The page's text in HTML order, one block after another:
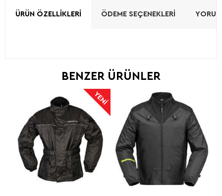
ÜRÜN ÖZELLIKLERI ÖDEME SEÇENEKLERI
BENZER ÜRÜNLER